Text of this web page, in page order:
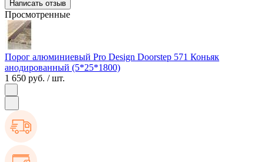
Написать отзыв
Просмотренные
Порог алюминиевый Pro Design Doorstep 571 Коньяк
анодированный (5*25*1800)
1 650 руб. / шт.